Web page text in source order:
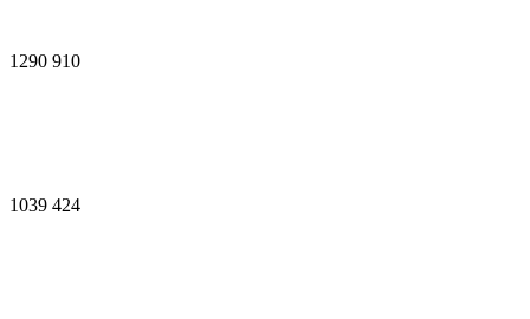
1290 910
1039 424